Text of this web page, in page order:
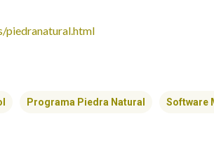
to search or ESC to close
piedranatural.html
Programa Piedra Natural Software